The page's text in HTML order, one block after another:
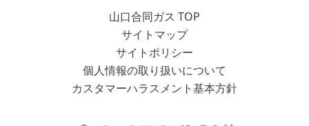
山口合同ガス TOP
サイトマップ
サイトポリシー
個人情報の取り扱いについて
カスタマーハラスメント基本方針